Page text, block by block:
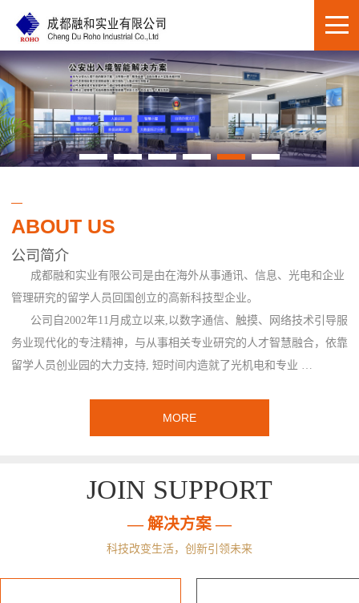
ABOUT US
公司简介
成都融和实业有限公司是由在海外从事通讯、信息、光电和企业
管理研究的留学人员回国创立的高新科技型企业。
公司自2002年11月成立以来,以数字通信、触摸、网络技术引导服
务业现代化的专注精神，与从事相关专业研究的人才智慧融合，依靠
留学人员创业园的大力支持, 短时间内造就了光机电和专业 …
MORE
JOIN SUPPORT
— 解决方案 —
科技改变生活，创新引领未来